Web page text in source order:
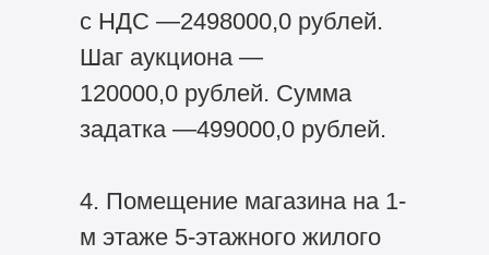
с НДС —2498000,0 рублей.
Шаг аукциона —
120000,0 рублей. Сумма
задатка —499000,0 рублей.
4. Помещение магазина на 1-
м этаже 5-этажного жилого